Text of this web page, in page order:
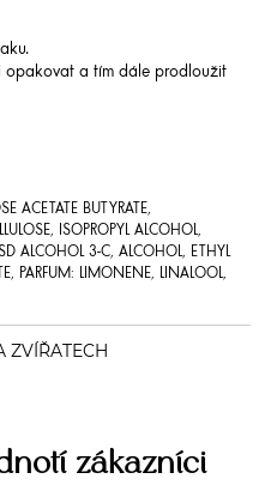
opakovat a tím dále prodloužit
ACETATE BUTYRATE,
ISOPROPYL ALCOHOL,
ALCOHOL 3-C, ALCOHOL, ETHYL
PARFUM: LIMONENE, LINALOOL,
zákazníci